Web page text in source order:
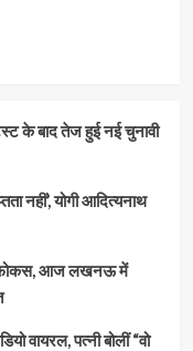
के बाद तेज हुई नई चुनावी
नहीं’, योगी आदित्यनाथ
फोकस, आज लखनऊ में
वायरल, पत्नी बोलीं “वो